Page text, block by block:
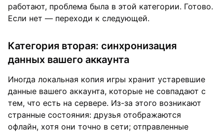
работают, проблема была в этой категории. Готово.
Если нет — переходи к следующей.
Категория вторая: синхронизация
данных вашего аккаунта
Иногда локальная копия игры хранит устаревшие
данные вашего аккаунта, которые не совпадают с
тем, что есть на сервере. Из-за этого возникают
странные состояния: друзья отображаются
офлайн, хотя они точно в сети; отправленные